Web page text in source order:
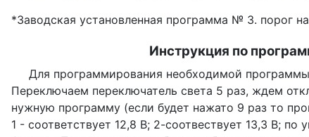
*Заводская установленная программа № 3. порог
Инструкция по
Для программирования необходимой программы
Переключаем переключатель света 5 раз, ждем
нужную программу (если будет нажато 9 раз то
1 - соответствует 12,8 В; 2-соотвествует 13,3 В;